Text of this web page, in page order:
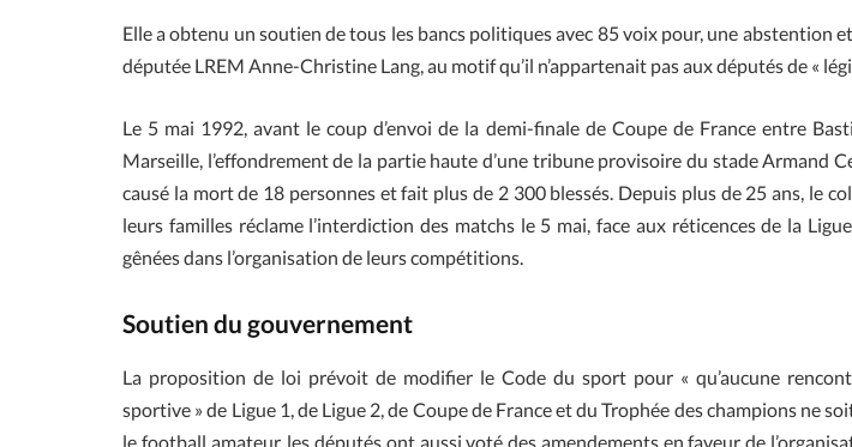
Elle a obtenu un soutien de tous les bancs politiques avec 85 voix pour, une abstention
députée LREM Anne-Christine Lang, au motif qu’il n’appartenait pas aux députés de «
Le 5 mai 1992, avant le coup d’envoi de la demi-finale de Coupe de France entre
Marseille, l’effondrement de la partie haute d’une tribune provisoire du stade Armand
causé la mort de 18 personnes et fait plus de 2 300 blessés. Depuis plus de 25 ans, le
leurs familles réclame l’interdiction des matchs le 5 mai, face aux réticences de la
gênées dans l’organisation de leurs compétitions.
Soutien du gouvernement
La proposition de loi prévoit de modifier le Code du sport pour « qu’aucune
sportive » de Ligue 1, de Ligue 2, de Coupe de France et du Trophée des champions ne
le football amateur, les députés ont aussi voté des amendements en faveur de